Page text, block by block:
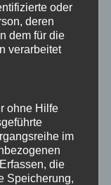
oder
deren
dem für die
verarbeitet
ohne Hilfe
im
die
Speicherung,